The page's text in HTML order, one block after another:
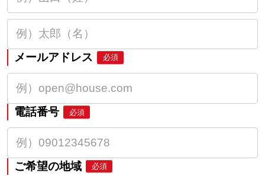
メールアドレス 必須
電話番号 必須
ご希望の地域 必須